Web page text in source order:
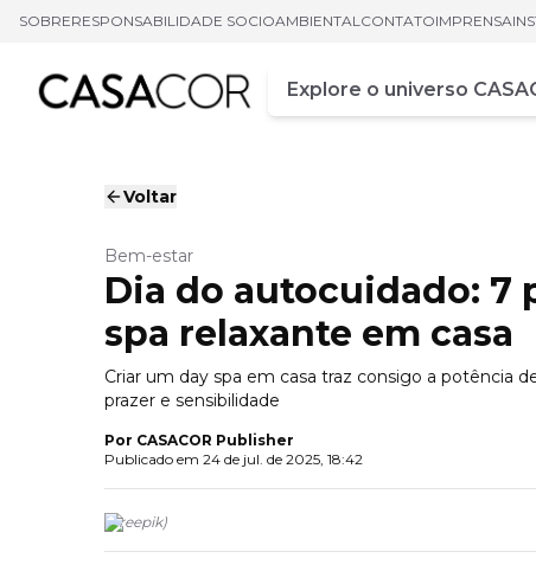
SOBRERESPONSABILIDADE SOCIOAMBIENTALCONTATOIMPRENSA
Campo de busca
Digite pelo menos três
Voltar
Bem-estar
Dia do autocuidado: 7
spa relaxante em casa
Criar um day spa em casa traz consigo a potência
prazer e sensibilidade
Por CASACOR Publisher
Publicado em 24 de jul. de 2025, 18:42
(Freepik)